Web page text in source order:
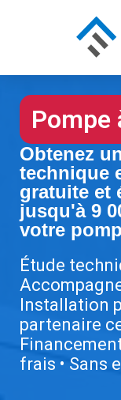
Pompe
Obtenez
technique
gratuite et
jusqu'à 9
votre
Étude
Installation
partenaire
frais • Sans